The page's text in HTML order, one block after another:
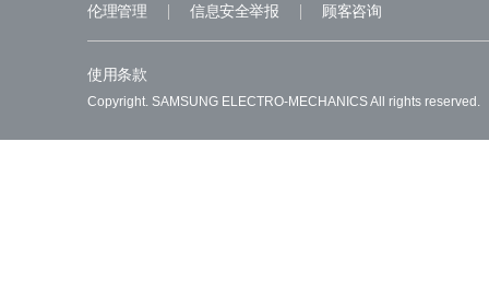
伦理管理 信息安全举报 顾客咨询
使用条款
Copyright. SAMSUNG ELECTRO-MECHANICS All rights reserved.